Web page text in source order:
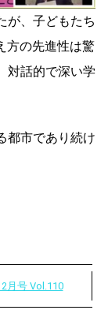
が、子どもたち
方の先進性は驚
対話的で深い学
都市であり続け
月号 Vol.110